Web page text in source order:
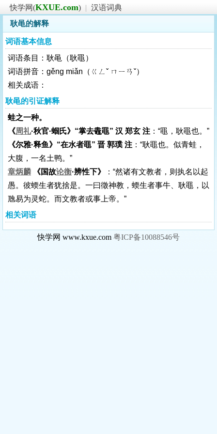
快学网(KXUE.com) | 汉语词典
耿黾的解释
词语基本信息
词语条目：耿黾（耿黽）
词语拼音：gěng miǎn（ㄍㄥˇ ㄇㄧㄢˇ）
相关成语：
耿黾的引证解释
蛙之一种。
《周礼·秋官·蝈氏》“掌去鼃黽” 汉 郑玄 注 ：“黽，耿黽也。”
《尔雅·释鱼》“在水者黽” 晋 郭璞 注 ：“耿黽也。似青蛙，
大腹，一名土鸭。”
章炳麟 《国故论衡·辨性下》
：“然诸有文教者，则执名以起
愚。彼蝡生者犹捨是。一曰徵神教，蝡生者事牛、耿黽，以
虺易为灵蛇。而文教者或事上帝。”
相关词语
快学网 www.kxue.com 粤ICP备10088546号